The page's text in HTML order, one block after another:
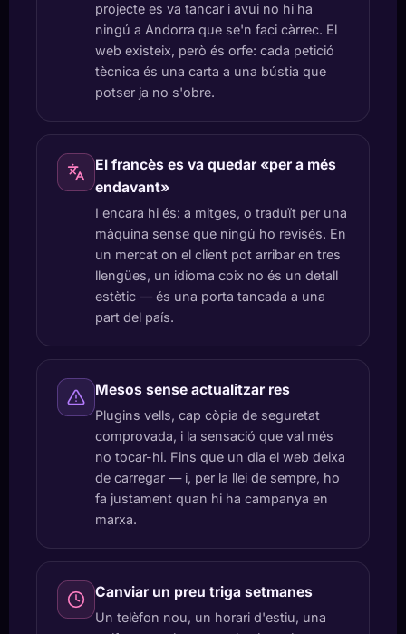
projecte es va tancar i avui no hi ha
ningú a Andorra que se'n faci càrrec. El
web existeix, però és orfe: cada petició
tècnica és una carta a una bústia que
potser ja no s'obre.
El francès es va quedar «per a més
endavant»
I encara hi és: a mitges, o traduït per una
màquina sense que ningú ho revisés. En
un mercat on el client pot arribar en tres
llengües, un idioma coix no és un detall
estètic — és una porta tancada a una
part del país.
Mesos sense actualitzar res
Plugins vells, cap còpia de seguretat
comprovada, i la sensació que val més
no tocar-hi. Fins que un dia el web deixa
de carregar — i, per la llei de sempre, ho
fa justament quan hi ha campanya en
marxa.
Canviar un preu triga setmanes
Un telèfon nou, un horari d'estiu, una